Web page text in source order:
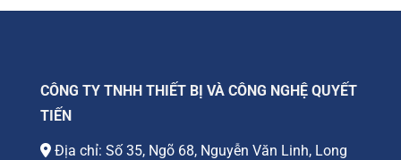
CÔNG TY TNHH THIẾT BỊ VÀ CÔNG NGHỆ QUYẾT
TIẾN
Địa chỉ: Số 35, Ngõ 68, Nguyễn Văn Linh, Long